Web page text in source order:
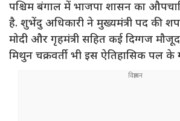
पश्चिम बंगाल में भाजपा शासन का
है. शुभेंदु अधिकारी ने मुख्यमंत्री पद की
मोदी और गृहमंत्री सहित कई दिग्गज
मिथुन चक्रवर्ती भी इस ऐतिहासिक पल के